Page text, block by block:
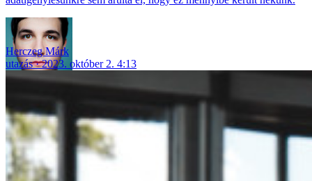
Herczeg Márk
utazás
2023. október 2. 4:13